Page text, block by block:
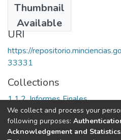
Thumbnail
Available
2005
URI
https://
33331
Collections
1.1.2. Informes Finales
Full item page
We collect and process your
following purposes:
Acknowledgement and Statistics